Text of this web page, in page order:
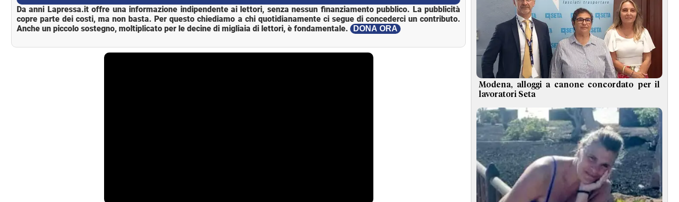
Da anni Lapressa.it offre una informazione indipendente ai lettori, senza nessun finanziamento pubblico. La pubblicità
copre parte dei costi, ma non basta. Per questo chiediamo a chi quotidianamente ci segue di concederci un contributo.
Anche un piccolo sostegno, moltiplicato per le decine di migliaia di lettori, è fondamentale.
DONA ORA
Modena, alloggi a canone concordato per il
lavoratori Seta